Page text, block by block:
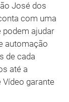
José dos
com uma
podem ajudar
automação
de cada
até a
Vídeo garante